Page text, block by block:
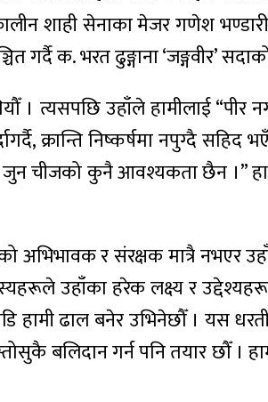
शाही सेनाका मेजर गणेश
क. भरत ढुङ्गाना ‘जङ्गवीर’ सदाको
। त्यसपछि उहाँले हामीलाई
क्रान्ति निष्कर्षमा नपुग्दै सहिद
जुन चीजको कुनै आवश्यकता छैन ।”
अभिभावक र संरक्षक मात्रै
उहाँका हरेक लक्ष्य र
ढाल बनेर उभिनेछौँ । यस
बलिदान गर्न पनि तयार छौँ ।